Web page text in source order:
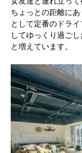
ちょっとの距離に
として定番のドラ
してゆっくり過ご
と増えています。